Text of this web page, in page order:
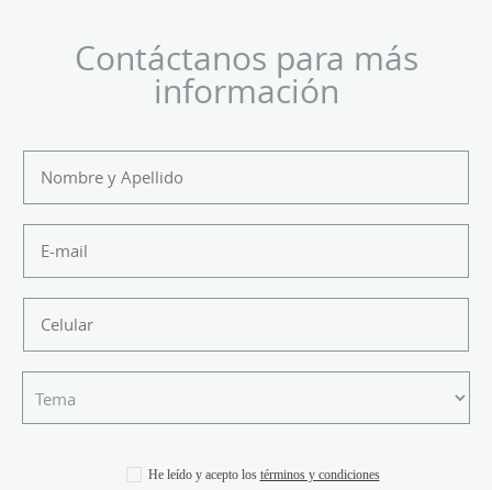
Contáctanos para más
información
He leído y acepto los términos y condiciones